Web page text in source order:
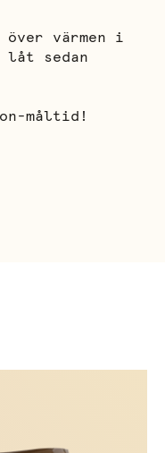
värmen i
låt sedan
måltid!